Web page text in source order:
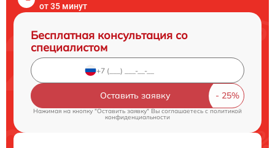
от 35 минут
Бесплатная консультация со
специалистом
Оставить заявку
Нажимая на кнопку "Оставить заявку" Вы соглашаетесь cполитикой
конфиденциальности